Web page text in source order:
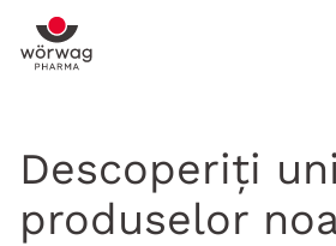
Descoperiți
produselor